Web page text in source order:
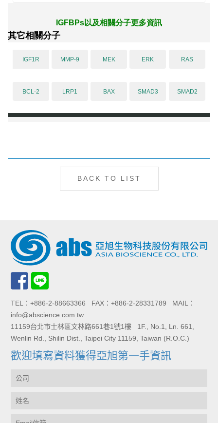
IGFBPs以及相關分子更多資訊
其它相關分子
IGF1R MMP-9 MEK ERK RAS
BCL-2 LRP1 BAX SMAD3 SMAD2
BACK TO LIST
TEL：+886-2-88663366 FAX：+886-2-28331789 MAIL：
info@abscience.com.tw
11159台北市士林區文林路661巷1號1樓 1F., No.1, Ln. 661,
Wenlin Rd., Shilin Dist., Taipei City 11159, Taiwan (R.O.C.)
歡迎填寫資料獲得亞旭第一手資訊